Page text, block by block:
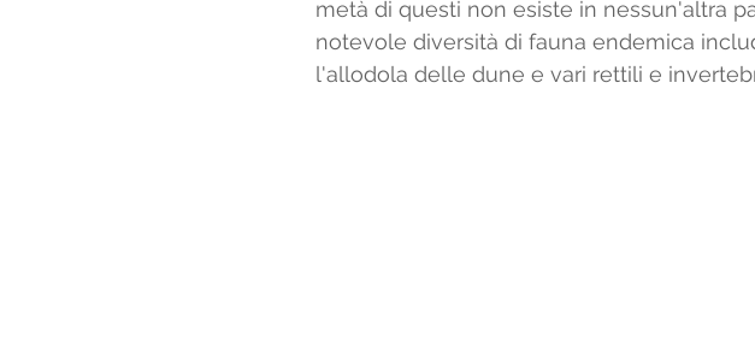
metà di questi non esiste in nessun'altra
notevole diversità di fauna endemica
l'allodola delle dune e vari rettili e